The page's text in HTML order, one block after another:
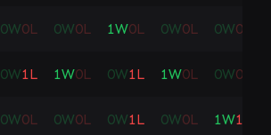
0W0L 0W0L 1W0L 0W0L 0W0
0W1L 1W0L 0W1L 1W0L 0W0
0W0L 0W0L 0W1L 0W0L 1W1